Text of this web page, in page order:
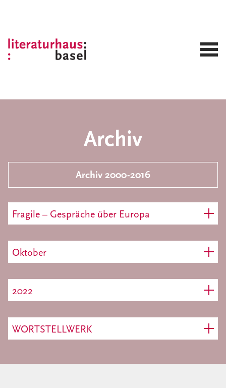
Archiv
Archiv 2000-2016
Fragile – Gespräche über Europa
Oktober
2022
WORTSTELLWERK